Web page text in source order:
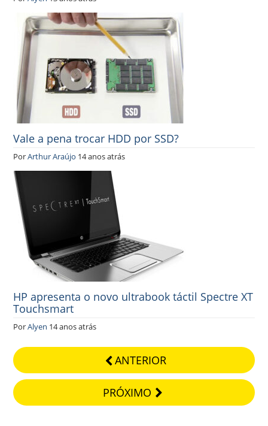
Vale a pena trocar HDD por SSD?
PorArthur Araújo 14 anos atrás
HP apresenta o novo ultrabook táctil Spectre XT
Touchsmart
PorAlyen 14 anos atrás
ANTERIOR
PRÓXIMO